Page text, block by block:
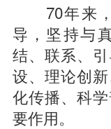
70年来，
导，坚持与
结、联系、
设、理论创
化传播、科
要作用。